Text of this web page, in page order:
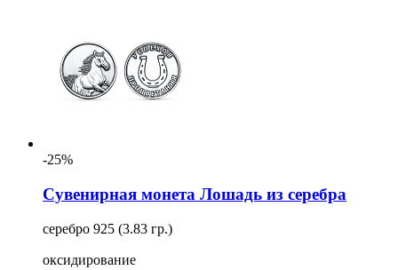
-25%
Сувенирная монета Лошадь из серебра
серебро 925 (3.83 гр.)
оксидирование